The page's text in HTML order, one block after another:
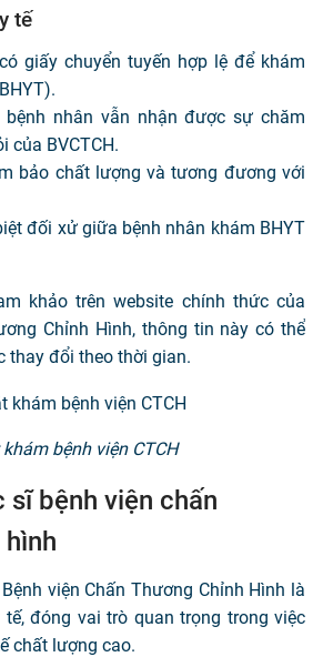
tế
giấy chuyển tuyến hợp lệ để khám
bệnh nhân vẫn nhận được sự chăm
của BVCTCH.
bảo chất lượng và tương đương với
đối xử giữa bệnh nhân khám BHYT
khảo trên website chính thức của
Chỉnh Hình, thông tin này có thể
thay đổi theo thời gian.
bệnh viện CTCH
sĩ bệnh viện chấn
viện Chấn Thương Chỉnh Hình là
đóng vai trò quan trọng trong việc
chất lượng cao.